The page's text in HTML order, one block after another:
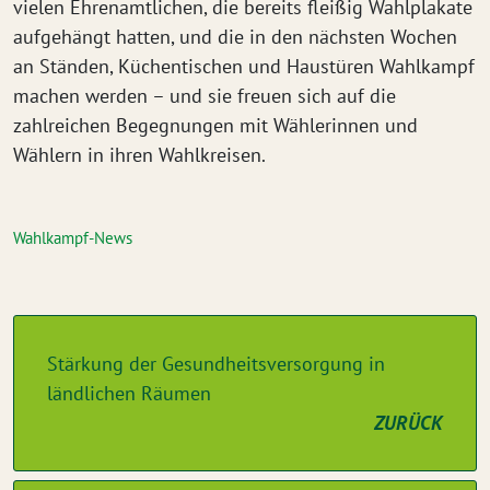
vielen Ehrenamtlichen, die bereits fleißig Wahlplakate
aufgehängt hatten, und die in den nächsten Wochen
an Ständen, Küchentischen und Haustüren Wahlkampf
machen werden – und sie freuen sich auf die
zahlreichen Begegnungen mit Wählerinnen und
Wählern in ihren Wahlkreisen.
Wahlkampf-News
Stärkung der Gesundheitsversorgung in
ländlichen Räumen
ZURÜCK